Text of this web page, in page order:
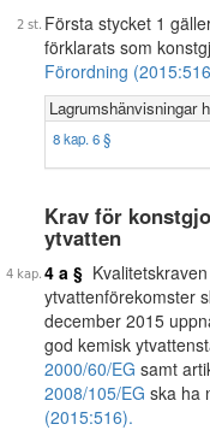
Första stycket 1
förklarats som
Förordning
Lagrumshänvisningar
8 kap. 6 §
Krav för
ytvatten
4 a §
ytvattenförekomster
december 2015
god kemisk
2000/60/EG samt
2008/105/EG ska ha
(2015:516).